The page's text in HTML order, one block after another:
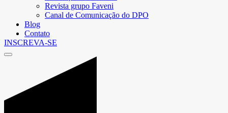
Revista grupo Faveni
Canal de Comunicação do DPO
Blog
Contato
INSCREVA-SE